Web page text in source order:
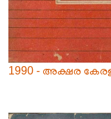
1990 - അക്ഷര